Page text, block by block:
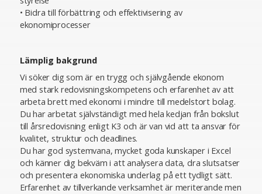
• Bidra till förbättring och effektivisering av
ekonomiprocesser
Lämplig bakgrund
Vi söker dig som är en trygg och självgående ekonom
med stark redovisningskompetens och erfarenhet av att
arbeta brett med ekonomi i mindre till medelstort bolag.
Du har arbetat självständigt med hela kedjan från bokslut
till årsredovisning enligt K3 och är van vid att ta ansvar för
kvalitet, struktur och deadlines.
Du har god systemvana, mycket goda kunskaper i Excel
och känner dig bekväm i att analysera data, dra slutsatser
och presentera ekonomiska underlag på ett tydligt sätt.
Erfarenhet av tillverkande verksamhet är meriterande men